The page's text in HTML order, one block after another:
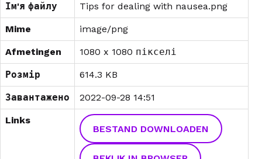
Ім'я файлу Tips for dealing with nausea.png
Mime image/png
Afmetingen 1080 x 1080 пікселі
Розмір 614.3 KB
Завантажено 2022-09-28 14:51
Links
BESTAND DOWNLOADEN